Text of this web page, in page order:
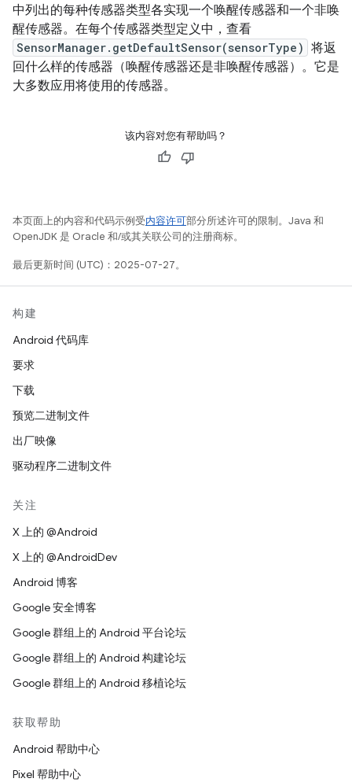
中列出的每种传感器类型各实现一个唤醒传感器和一个非唤
醒传感器。在每个传感器类型定义中，查看
SensorManager.getDefaultSensor(sensorType) 将返
回什么样的传感器（唤醒传感器还是非唤醒传感器）。它是
大多数应用将使用的传感器。
该内容对您有帮助吗？
本页面上的内容和代码示例受内容许可部分所述许可的限制。Java 和
OpenJDK 是 Oracle 和/或其关联公司的注册商标。
最后更新时间 (UTC)：2025-07-27。
构建
Android 代码库
要求
下载
预览二进制文件
出厂映像
驱动程序二进制文件
关注
X 上的 @Android
X 上的 @AndroidDev
Android 博客
Google 安全博客
Google 群组上的 Android 平台论坛
Google 群组上的 Android 构建论坛
Google 群组上的 Android 移植论坛
获取帮助
Android 帮助中心
Pixel 帮助中心